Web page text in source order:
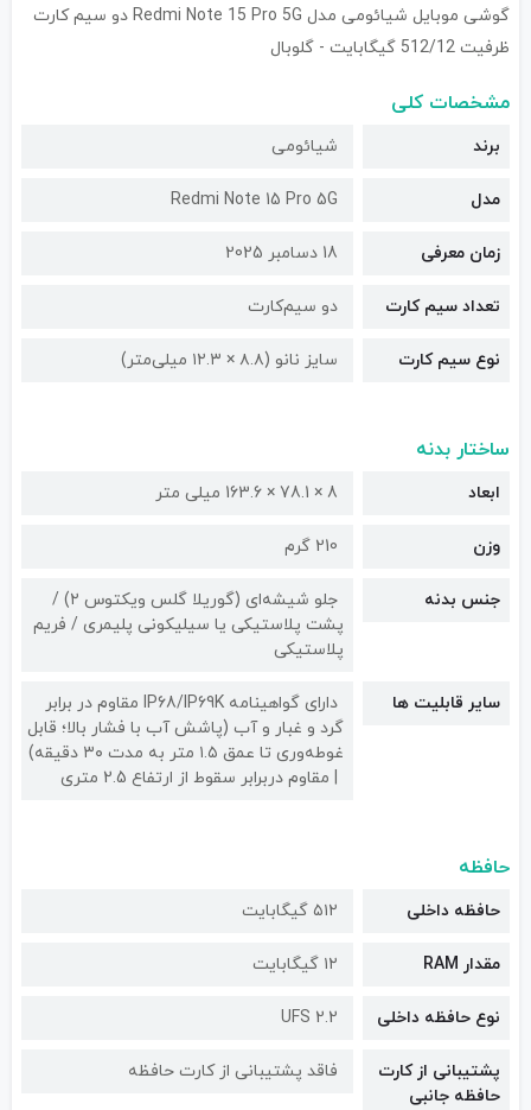
گوشی موبایل شیائومی مدل Redmi Note 15 Pro 5G دو سیم کارت
ظرفیت 512/12 گیگابایت - گلوبال
مشخصات کلی
برند شیائومی
مدل Redmi Note 15 Pro 5G
زمان معرفی 18 دسامبر 2025
تعداد سیم کارت دو سیم‌کارت
نوع سیم کارت سایز نانو (۸.۸ × ۱۲.۳ میلی‌متر)
ساختار بدنه
ابعاد 8 × 78.1 × 163.6 میلی متر
وزن 210 گرم
جنس بدنه
جلو شیشه‌ای (گوریلا گلس ویکتوس ۲) /
پشت پلاستیکی یا سیلیکونی پلیمری / فریم
پلاستیکی
سایر قابلیت ها
دارای گواهینامه IP68/IP69K مقاوم در برابر
گرد و غبار و آب (پاشش آب با فشار بالا؛ قابل
غوطه‌وری تا عمق ۱.۵ متر به مدت ۳۰ دقیقه)
مقاوم دربرابر سقوط از ارتفاع 2.5 متری
حافظه
حافظه داخلی ۵۱۲ گیگابایت
مقدار RAM ۱۲ گیگابایت
نوع حافظه داخلی UFS 2.2
پشتیبانی از کارت
حافظه جانبی
فاقد پشتیبانی از کارت حافظه